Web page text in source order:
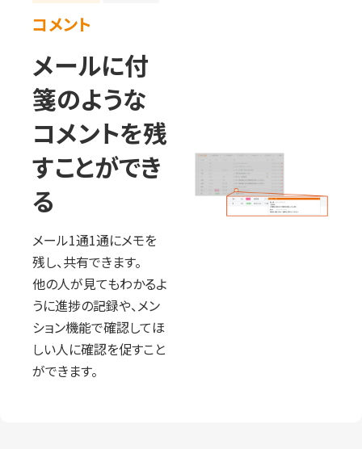
コメント
メールに付
箋のような
コメントを残
すことができ
る
メール1通1通にメモを
残し、共有できます。
他の人が見てもわかるよ
うに進捗の記録や、メン
ション機能で確認してほ
しい人に確認を促すこと
ができます。